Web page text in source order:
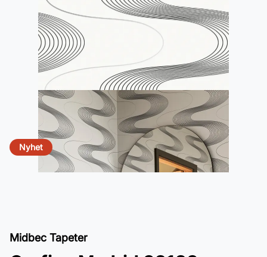
Nyhet
Midbec Tapeter